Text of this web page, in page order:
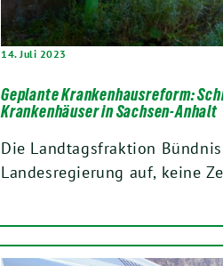
14. Juli 2023
Geplante Krankenhausreform:
Krankenhäuser in Sachsen-Anhalt
Die Landtagsfraktion
Landesregierung auf, keine